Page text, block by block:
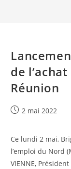
de
Réunion
Publication
2 mai 2022
Ce lundi 2 mai,
l’emploi du Nord
VIENNE,